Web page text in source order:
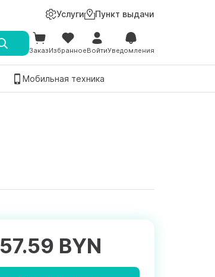
Услуги Пункт выдачи
ЗаказИзбранноеВойтиУведомления
Мобильная техника
57.59 BYN